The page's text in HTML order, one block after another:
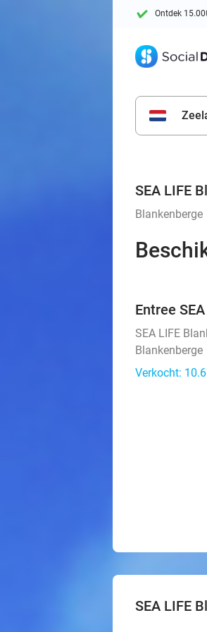
Ontdek
SEA LIFE
Blankenberge
Entree
SEA LIFE
Blankenberge
Verkocht:
SEA LIFE